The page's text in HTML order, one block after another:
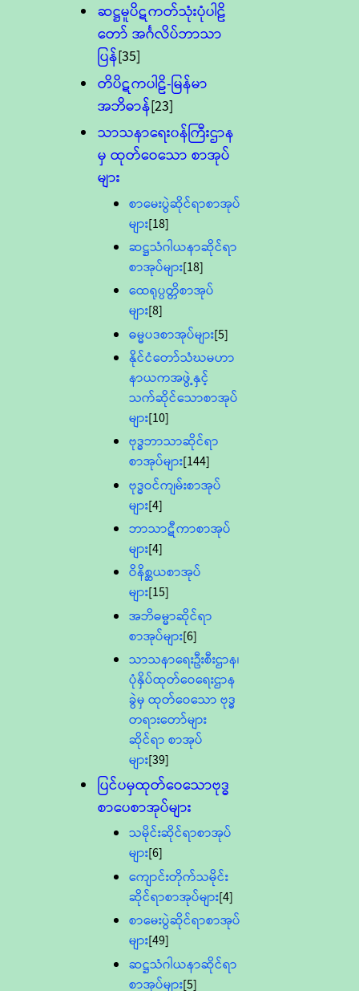
ဆဋ္ဌမူပိဋကတ်သုံးပုံပါဠိ
တော် အင်္ဂလိပ်ဘာသာ
ပြန်[35]
တိပိဋကပါဠိ-မြန်မာ
အဘိဓာန်[23]
သာသနာရေး၀န်ကြီးဌာန
မှ ထုတ်ဝေသော စာအုပ်
များ
စာမေးပွဲဆိုင်ရာစာအုပ်
များ[18]
ဆဋ္ဌသံဂါယနာဆိုင်ရာ
စာအုပ်များ[18]
ထေရုပ္ပတ္တိစာအုပ်
များ[8]
ဓမ္မပဒစာအုပ်များ[5]
နိုင်ငံတော်သံဃမဟာ
နာယကအဖွဲ့နှင့်
သက်ဆိုင်သောစာအုပ်
များ[10]
ဗုဒ္ဓဘာသာဆိုင်ရာ
စာအုပ်များ[144]
ဗုဒ္ဓဝင်ကျမ်းစာအုပ်
များ[4]
ဘာသာဋီကာစာအုပ်
များ[4]
ဝိနိစ္ဆယစာအုပ်
များ[15]
အဘိဓမ္မာဆိုင်ရာ
စာအုပ်များ[6]
သာသနာရေးဦးစီးဌာန၊
ပုံနှိပ်ထုတ်ဝေရေးဌာန
ခွဲမှ ထုတ်ဝေသော ဗုဒ္ဓ
တရားတော်များ
ဆိုင်ရာ စာအုပ်
များ[39]
ပြင်ပမှထုတ်ဝေသောဗုဒ္ဓ
စာပေစာအုပ်များ
သမိုင်းဆိုင်ရာစာအုပ်
များ[6]
ကျောင်းတိုက်သမိုင်း
ဆိုင်ရာစာအုပ်များ[4]
စာမေးပွဲဆိုင်ရာစာအုပ်
များ[49]
ဆဋ္ဌသံဂါယနာဆိုင်ရာ
စာအုပ်များ[5]